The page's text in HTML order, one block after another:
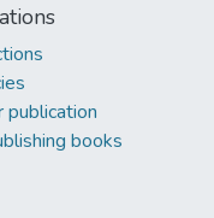
publication
books